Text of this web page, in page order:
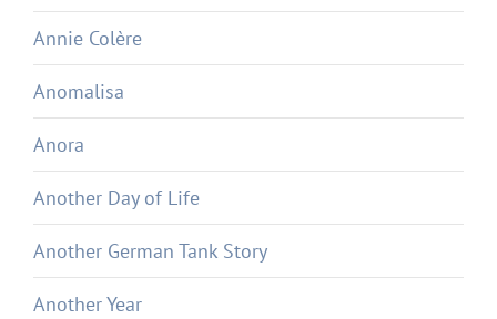
Annie Colère
Anomalisa
Anora
Another Day of Life
Another German Tank Story
Another Year